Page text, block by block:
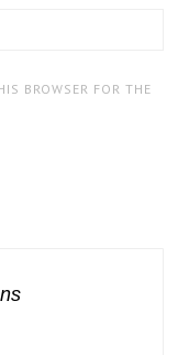
BROWSER FOR THE